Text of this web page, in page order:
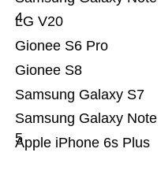
Apple iPhone 6s Plus
Samsung Galaxy Note
5
Samsung Galaxy S7
Gionee S8
Gionee S6 Pro
LG V20
4